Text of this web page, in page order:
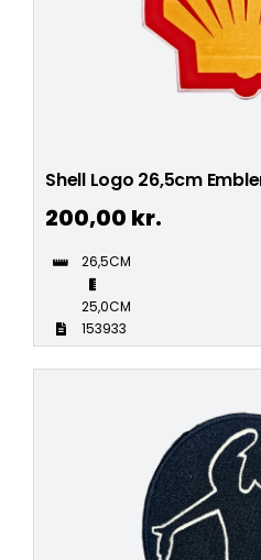
Shell Logo 26,5cm
200,00 kr.
26,5CM
25,0CM
153933